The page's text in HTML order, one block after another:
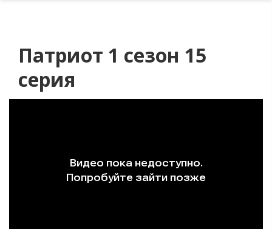
Патриот 1 сезон 15
серия